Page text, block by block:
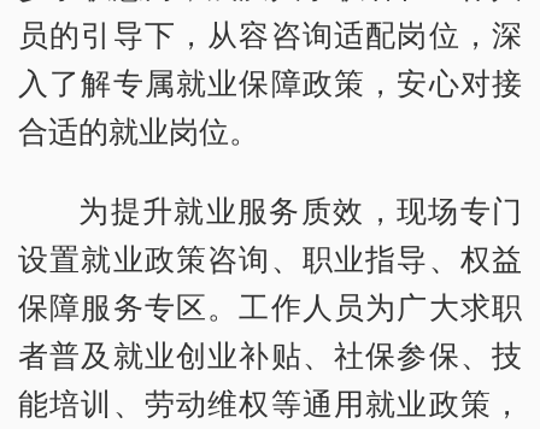
员的引导下，从容咨询适配岗位，深
入了解专属就业保障政策，安心对接
合适的就业岗位。
为提升就业服务质效，现场专门
设置就业政策咨询、职业指导、权益
保障服务专区。工作人员为广大求职
者普及就业创业补贴、社保参保、技
能培训、劳动维权等通用就业政策，